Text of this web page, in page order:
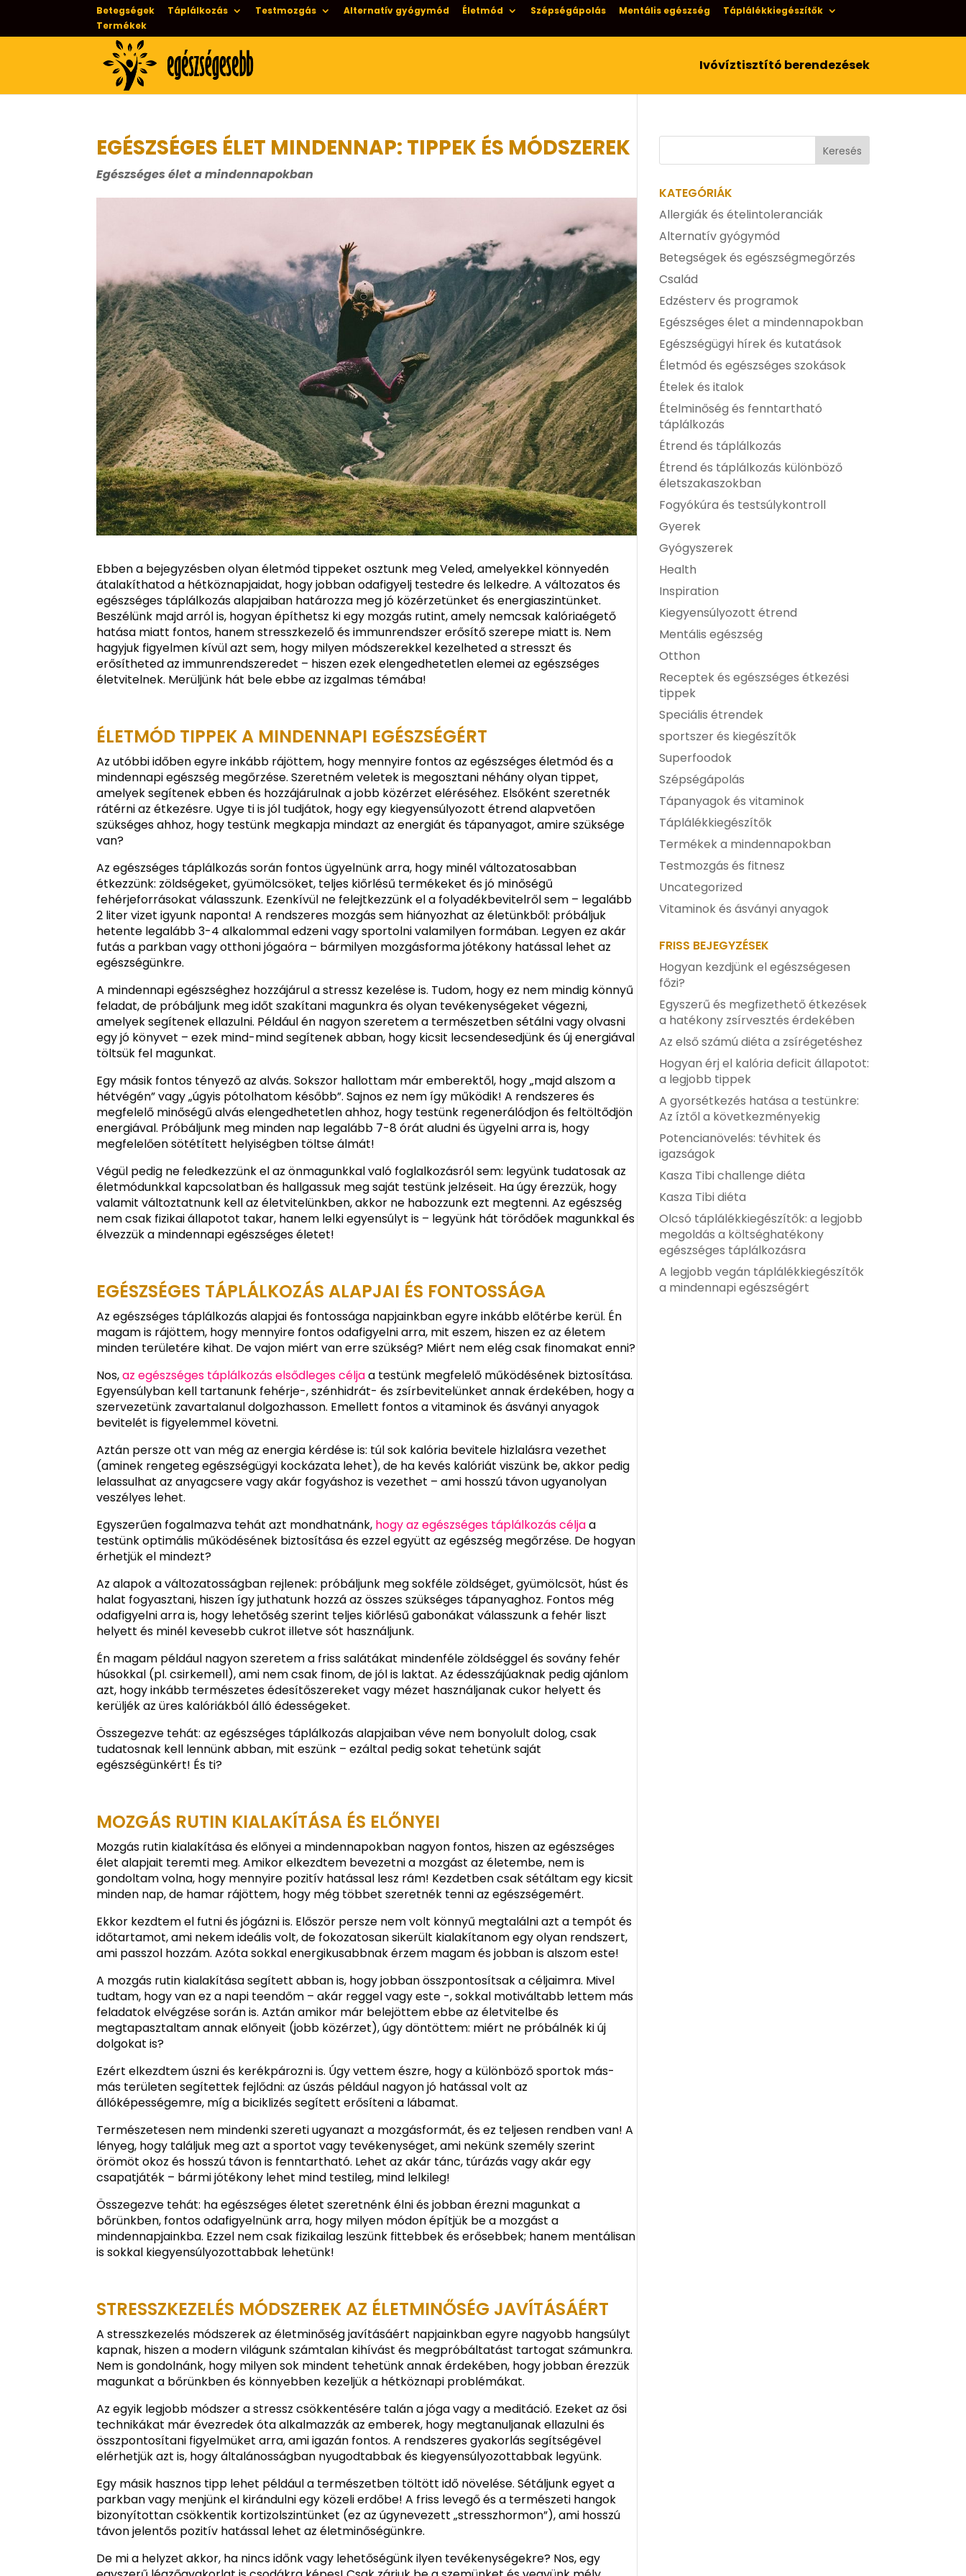
Betegségek Táplálkozás Testmozgás Alternatív gyógymód Életmód Szépségápolás Mentális egészség
Táplálékkiegészítők
Termékek
Ivóvíztisztító berendezések
EGÉSZSÉGES ÉLET MINDENNAP: TIPPEK ÉS MÓDSZEREK
Egészséges élet a mindennapokban
Ebben a bejegyzésben olyan életmód tippeket osztunk meg Veled, amelyekkel könnyedén
átalakíthatod a hétköznapjaidat, hogy jobban odafigyelj testedre és lelkedre. A változatos és
egészséges táplálkozás alapjaiban határozza meg jó közérzetünket és energiaszintünket.
Beszélünk majd arról is, hogyan építhetsz ki egy mozgás rutint, amely nemcsak kalóriaégető
hatása miatt fontos, hanem stresszkezelő és immunrendszer erősítő szerepe miatt is. Nem
hagyjuk figyelmen kívül azt sem, hogy milyen módszerekkel kezelheted a stresszt és
erősítheted az immunrendszeredet – hiszen ezek elengedhetetlen elemei az egészséges
életvitelnek. Merüljünk hát bele ebbe az izgalmas témába!
ÉLETMÓD TIPPEK A MINDENNAPI EGÉSZSÉGÉRT
Az utóbbi időben egyre inkább rájöttem, hogy mennyire fontos az egészséges életmód és a
mindennapi egészség megőrzése. Szeretném veletek is megosztani néhány olyan tippet,
amelyek segítenek ebben és hozzájárulnak a jobb közérzet eléréséhez. Elsőként szeretnék
rátérni az étkezésre. Ugye ti is jól tudjátok, hogy egy kiegyensúlyozott étrend alapvetően
szükséges ahhoz, hogy testünk megkapja mindazt az energiát és tápanyagot, amire szüksége
van?
Az egészséges táplálkozás során fontos ügyelnünk arra, hogy minél változatosabban
étkezzünk: zöldségeket, gyümölcsöket, teljes kiőrlésű termékeket és jó minőségű
fehérjeforrásokat válasszunk. Ezenkívül ne felejtkezzünk el a folyadékbevitelről sem – legalább
2 liter vizet igyunk naponta! A rendszeres mozgás sem hiányozhat az életünkből: próbáljuk
hetente legalább 3-4 alkalommal edzeni vagy sportolni valamilyen formában. Legyen ez akár
futás a parkban vagy otthoni jógaóra – bármilyen mozgásforma jótékony hatással lehet az
egészségünkre.
A mindennapi egészséghez hozzájárul a stressz kezelése is. Tudom, hogy ez nem mindig könnyű
feladat, de próbáljunk meg időt szakítani magunkra és olyan tevékenységeket végezni,
amelyek segítenek ellazulni. Például én nagyon szeretem a természetben sétálni vagy olvasni
egy jó könyvet – ezek mind-mind segítenek abban, hogy kicsit lecsendesedjünk és új energiával
töltsük fel magunkat.
Egy másik fontos tényező az alvás. Sokszor hallottam már emberektől, hogy „majd alszom a
hétvégén” vagy „úgyis pótolhatom később”. Sajnos ez nem így működik! A rendszeres és
megfelelő minőségű alvás elengedhetetlen ahhoz, hogy testünk regenerálódjon és feltöltődjön
energiával. Próbáljunk meg minden nap legalább 7-8 órát aludni és ügyelni arra is, hogy
megfelelően sötétített helyiségben töltse álmát!
Végül pedig ne feledkezzünk el az önmagunkkal való foglalkozásról sem: legyünk tudatosak az
életmódunkkal kapcsolatban és hallgassuk meg saját testünk jelzéseit. Ha úgy érezzük, hogy
valamit változtatnunk kell az életvitelünkben, akkor ne habozzunk ezt megtenni. Az egészség
nem csak fizikai állapotot takar, hanem lelki egyensúlyt is – legyünk hát törődőek magunkkal és
élvezzük a mindennapi egészséges életet!
EGÉSZSÉGES TÁPLÁLKOZÁS ALAPJAI ÉS FONTOSSÁGA
Az egészséges táplálkozás alapjai és fontossága napjainkban egyre inkább előtérbe kerül. Én
magam is rájöttem, hogy mennyire fontos odafigyelni arra, mit eszem, hiszen ez az életem
minden területére kihat. De vajon miért van erre szükség? Miért nem elég csak finomakat enni?
Nos,az egészséges táplálkozás elsődleges céljaa testünk megfelelő működésének biztosítása.
Egyensúlyban kell tartanunk fehérje-, szénhidrát- és zsírbevitelünket annak érdekében, hogy a
szervezetünk zavartalanul dolgozhasson. Emellett fontos a vitaminok és ásványi anyagok
bevitelét is figyelemmel követni.
Aztán persze ott van még az energia kérdése is: túl sok kalória bevitele hizlalásra vezethet
(aminek rengeteg egészségügyi kockázata lehet), de ha kevés kalóriát viszünk be, akkor pedig
lelassulhat az anyagcsere vagy akár fogyáshoz is vezethet – ami hosszú távon ugyanolyan
veszélyes lehet.
Egyszerűen fogalmazva tehát azt mondhatnánk, hogy az egészséges táplálkozás céljaa
testünk optimális működésének biztosítása és ezzel együtt az egészség megőrzése. De hogyan
érhetjük el mindezt?
Az alapok a változatosságban rejlenek: próbáljunk meg sokféle zöldséget, gyümölcsöt, húst és
halat fogyasztani, hiszen így juthatunk hozzá az összes szükséges tápanyaghoz. Fontos még
odafigyelni arra is, hogy lehetőség szerint teljes kiőrlésű gabonákat válasszunk a fehér liszt
helyett és minél kevesebb cukrot illetve sót használjunk.
Én magam például nagyon szeretem a friss salátákat mindenféle zöldséggel és sovány fehér
húsokkal (pl. csirkemell), ami nem csak finom, de jól is laktat. Az édesszájúaknak pedig ajánlom
azt, hogy inkább természetes édesítőszereket vagy mézet használjanak cukor helyett és
kerüljék az üres kalóriákból álló édességeket.
Összegezve tehát: az egészséges táplálkozás alapjaiban véve nem bonyolult dolog, csak
tudatosnak kell lennünk abban, mit eszünk – ezáltal pedig sokat tehetünk saját
egészségünkért! És ti?
MOZGÁS RUTIN KIALAKÍTÁSA ÉS ELŐNYEI
Mozgás rutin kialakítása és előnyei a mindennapokban nagyon fontos, hiszen az egészséges
élet alapjait teremti meg. Amikor elkezdtem bevezetni a mozgást az életembe, nem is
gondoltam volna, hogy mennyire pozitív hatással lesz rám! Kezdetben csak sétáltam egy kicsit
minden nap, de hamar rájöttem, hogy még többet szeretnék tenni az egészségemért.
Ekkor kezdtem el futni és jógázni is. Először persze nem volt könnyű megtalálni azt a tempót és
időtartamot, ami nekem ideális volt, de fokozatosan sikerült kialakítanom egy olyan rendszert,
ami passzol hozzám. Azóta sokkal energikusabbnak érzem magam és jobban is alszom este!
A mozgás rutin kialakítása segített abban is, hogy jobban összpontosítsak a céljaimra. Mivel
tudtam, hogy van ez a napi teendőm – akár reggel vagy este -, sokkal motiváltabb lettem más
feladatok elvégzése során is. Aztán amikor már belejöttem ebbe az életvitelbe és
megtapasztaltam annak előnyeit (jobb közérzet), úgy döntöttem: miért ne próbálnék ki új
dolgokat is?
Ezért elkezdtem úszni és kerékpározni is. Úgy vettem észre, hogy a különböző sportok más-
más területen segítettek fejlődni: az úszás például nagyon jó hatással volt az
állóképességemre, míg a biciklizés segített erősíteni a lábamat.
Természetesen nem mindenki szereti ugyanazt a mozgásformát, és ez teljesen rendben van! A
lényeg, hogy találjuk meg azt a sportot vagy tevékenységet, ami nekünk személy szerint
örömöt okoz és hosszú távon is fenntartható. Lehet az akár tánc, túrázás vagy akár egy
csapatjáték – bármi jótékony lehet mind testileg, mind lelkileg!
Összegezve tehát: ha egészséges életet szeretnénk élni és jobban érezni magunkat a
bőrünkben, fontos odafigyelnünk arra, hogy milyen módon építjük be a mozgást a
mindennapjainkba. Ezzel nem csak fizikailag leszünk fittebbek és erősebbek; hanem mentálisan
is sokkal kiegyensúlyozottabbak lehetünk!
STRESSZKEZELÉS MÓDSZEREK AZ ÉLETMINŐSÉG JAVÍTÁSÁÉRT
A stresszkezelés módszerek az életminőség javításáért napjainkban egyre nagyobb hangsúlyt
kapnak, hiszen a modern világunk számtalan kihívást és megpróbáltatást tartogat számunkra.
Nem is gondolnánk, hogy milyen sok mindent tehetünk annak érdekében, hogy jobban érezzük
magunkat a bőrünkben és könnyebben kezeljük a hétköznapi problémákat.
Az egyik legjobb módszer a stressz csökkentésére talán a jóga vagy a meditáció. Ezeket az ősi
technikákat már évezredek óta alkalmazzák az emberek, hogy megtanuljanak ellazulni és
összpontosítani figyelmüket arra, ami igazán fontos. A rendszeres gyakorlás segítségével
elérhetjük azt is, hogy általánosságban nyugodtabbak és kiegyensúlyozottabbak legyünk.
Egy másik hasznos tipp lehet például a természetben töltött idő növelése. Sétáljunk egyet a
parkban vagy menjünk el kirándulni egy közeli erdőbe! A friss levegő és a természeti hangok
bizonyítottan csökkentik kortizolszintünket (ez az úgynevezett „stresszhormon”), ami hosszú
távon jelentős pozitív hatással lehet az életminőségünkre.
De mi a helyzet akkor, ha nincs időnk vagy lehetőségünk ilyen tevékenységekre? Nos, egy
KATEGÓRIÁK
Allergiák és ételintoleranciák
Alternatív gyógymód
Betegségek és egészségmegőrzés
Család
Edzésterv és programok
Egészséges élet a mindennapokban
Egészségügyi hírek és kutatások
Életmód és egészséges szokások
Ételek és italok
Ételminőség és fenntartható
táplálkozás
Étrend és táplálkozás
Étrend és táplálkozás különböző
életszakaszokban
Fogyókúra és testsúlykontroll
Gyerek
Gyógyszerek
Health
Inspiration
Kiegyensúlyozott étrend
Mentális egészség
Otthon
Receptek és egészséges étkezési
tippek
Speciális étrendek
sportszer és kiegészítők
Superfoodok
Szépségápolás
Tápanyagok és vitaminok
Táplálékkiegészítők
Termékek a mindennapokban
Testmozgás és fitnesz
Uncategorized
Vitaminok és ásványi anyagok
FRISS BEJEGYZÉSEK
Hogyan kezdjünk el egészségesen
főzi?
Egyszerű és megfizethető étkezések
a hatékony zsírvesztés érdekében
Az első számú diéta a zsírégetéshez
Hogyan érj el kalória deficit állapotot:
a legjobb tippek
A gyorsétkezés hatása a testünkre:
Az íztől a következményekig
Potencianövelés: tévhitek és
igazságok
Kasza Tibi challenge diéta
Kasza Tibi diéta
Olcsó táplálékkiegészítők: a legjobb
megoldás a költséghatékony
egészséges táplálkozásra
A legjobb vegán táplálékkiegészítők
a mindennapi egészségért